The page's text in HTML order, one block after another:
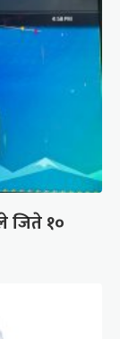
जिते १०